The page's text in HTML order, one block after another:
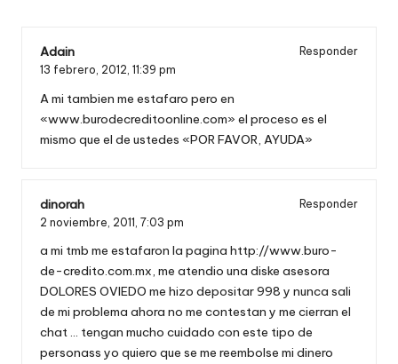
Adain
Responder
13 febrero, 2012, 11:39 pm
A mi tambien me estafaro pero en
«www.burodecreditoonline.com» el proceso es el
mismo que el de ustedes «POR FAVOR, AYUDA»
dinorah
Responder
2 noviembre, 2011, 7:03 pm
a mi tmb me estafaron la pagina http://www.buro-
de-credito.com.mx, me atendio una diske asesora
DOLORES OVIEDO me hizo depositar 998 y nunca sali
de mi problema ahora no me contestan y me cierran el
chat … tengan mucho cuidado con este tipo de
personass yo quiero que se me reembolse mi dinero